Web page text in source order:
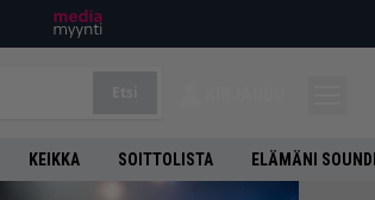
KEIKKA SOITTOLISTA ELÄMÄNI